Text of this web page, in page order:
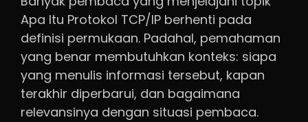
Apa Itu Protokol TCP/IP berhenti pada
definisi permukaan. Padahal, pemahaman
yang benar membutuhkan konteks: siapa
yang menulis informasi tersebut, kapan
terakhir diperbarui, dan bagaimana
relevansinya dengan situasi pembaca.